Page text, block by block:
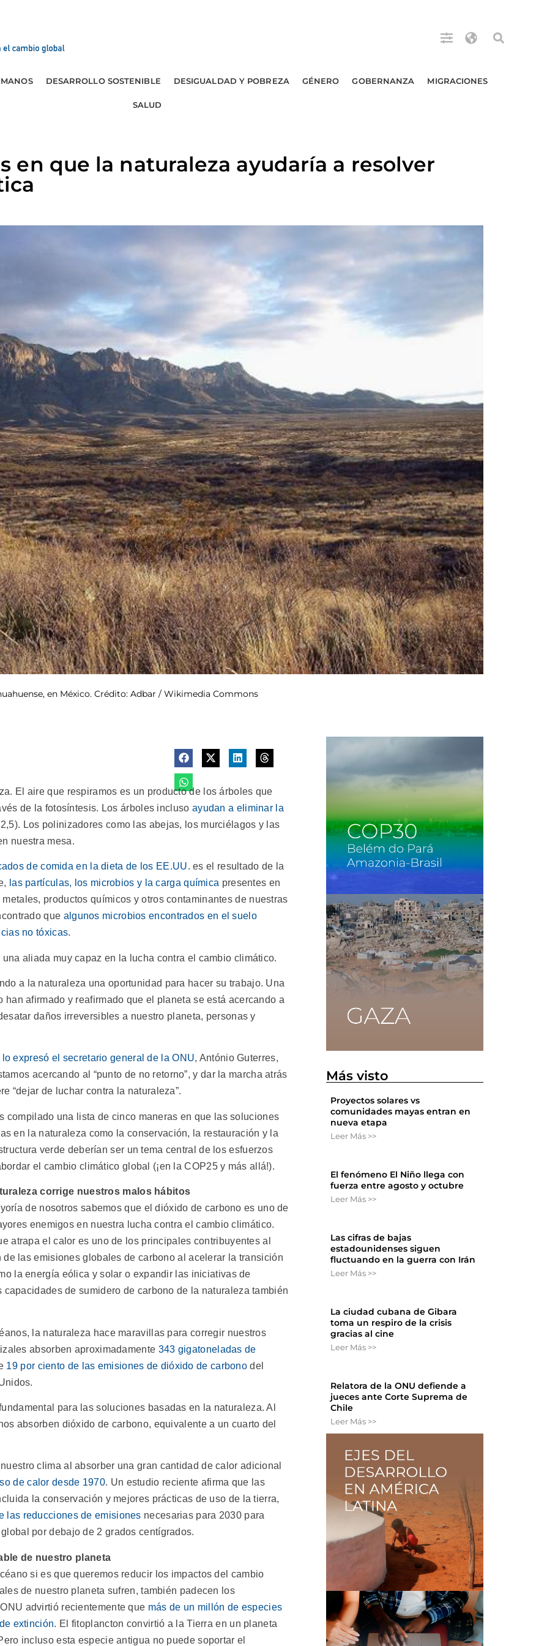
DESARROLLO SOSTENIBLE DESIGUALDAD Y POBREZA GÉNERO GOBERNANZA MIGRACIONES
SALUD
en que la naturaleza ayudaría a resolver
en México. Crédito: Adbar / Wikimedia Commons
El aire que respiramos es un producto de los árboles que
de la fotosíntesis. Los árboles incluso ayudan a eliminar la
Los polinizadores como las abejas, los murciélagos y las
nuestra mesa.
de comida en la dieta de los EE.UU. es el resultado de la
las partículas, los microbios y la carga química presentes en
productos químicos y otros contaminantes de nuestras
que algunos microbios encontrados en el suelo
no tóxicas.
aliada muy capaz en la lucha contra el cambio climático.
a la naturaleza una oportunidad para hacer su trabajo. Una
afirmado y reafirmado que el planeta se está acercando a
daños irreversibles a nuestro planeta, personas y
lo expresó el secretario general de la ONU, António Guterres,
acercando al “punto de no retorno”, y dar la marcha atrás
“dejar de luchar contra la naturaleza”.
compilado una lista de cinco maneras en que las soluciones
en la naturaleza como la conservación, la restauración y la
verde deberían ser un tema central de los esfuerzos
el cambio climático global (¡en la COP25 y más allá!).
corrige nuestros malos hábitos
de nosotros sabemos que el dióxido de carbono es uno de
enemigos en nuestra lucha contra el cambio climático.
atrapa el calor es uno de los principales contribuyentes al
las emisiones globales de carbono al acelerar la transición
la energía eólica y solar o expandir las iniciativas de
de sumidero de carbono de la naturaleza también
la naturaleza hace maravillas para corregir nuestros
absorben aproximadamente 343 gigatoneladas de
19 por ciento de las emisiones de dióxido de carbono del
para las soluciones basadas en la naturaleza. Al
absorben dióxido de carbono, equivalente a un cuarto del
clima al absorber una gran cantidad de calor adicional
de calor desde 1970. Un estudio reciente afirma que las
la conservación y mejores prácticas de uso de la tierra,
las reducciones de emisiones necesarias para 2030 para
por debajo de 2 grados centígrados.
de nuestro planeta
si es que queremos reducir los impactos del cambio
de nuestro planeta sufren, también padecen los
advirtió recientemente que más de un millón de especies
extinción. El fitoplancton convirtió a la Tierra en un planeta
incluso esta especie antigua no puede soportar el
Más visto
Proyectos solares vs
comunidades mayas entran en
nueva etapa
Leer Más >>
El fenómeno El Niño llega con
fuerza entre agosto y octubre
Leer Más >>
Las cifras de bajas
estadounidenses siguen
fluctuando en la guerra con Irán
Leer Más >>
La ciudad cubana de Gibara
toma un respiro de la crisis
gracias al cine
Leer Más >>
Relatora de la ONU defiende a
jueces ante Corte Suprema de
Chile
Leer Más >>